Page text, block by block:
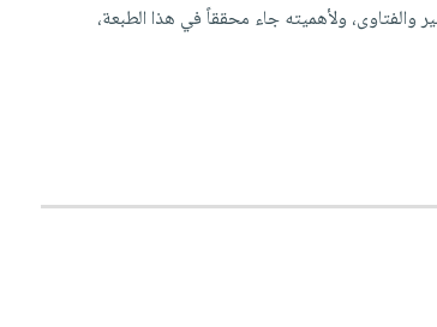
والفتاوى، ولأهميته جاء محققاً في هذا الطبعة،